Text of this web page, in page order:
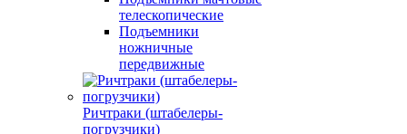
телескопические
Подъемники
ножничные
передвижные
Ричтраки (штабелеры-
погрузчики)